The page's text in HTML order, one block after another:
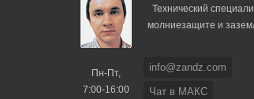
Пн-Пт,
7:00-16:00
Технический
молниезащите и
info@zandz.com
Чат в МАКС